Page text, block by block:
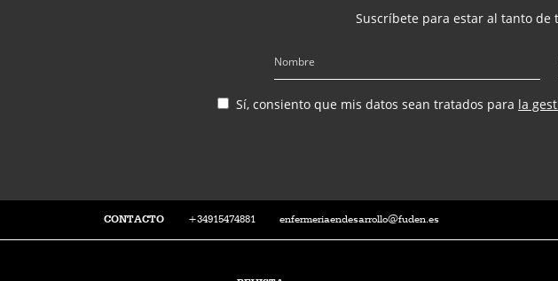
Suscríbete para estar al tanto
Sí, consiento que mis datos sean tratados para la
CONTACTO +34915474881 enfermeriaendesarrollo@fuden.es